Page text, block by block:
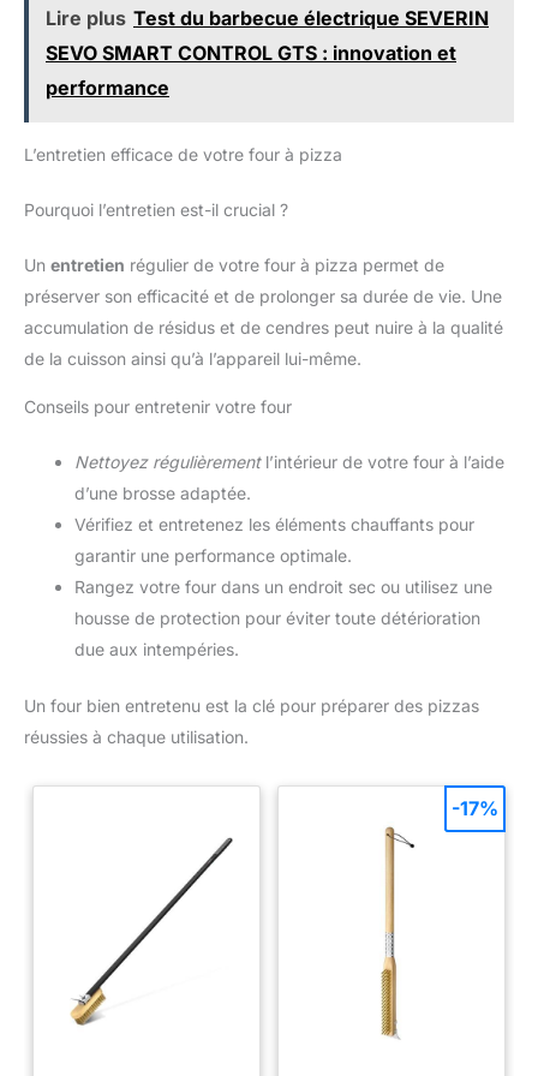
GANTS FIN ET CONFORTABLES : L’élasticité des gants anti
coupure Twinzee confère une prise en main idéale pour tout
type de travaux. Plusieurs tailles sont disponibles (convient
donc aux femme, homme, enfant) pour vous permettre de
manipuler correctement couteau, mandoline cuisine et tous
Lire plus Test du barbecue électrique SEVERIN
SEVO SMART CONTROL GTS : innovation et
performance
L’entretien efficace de votre four à pizza
Pourquoi l’entretien est-il crucial ?
Un entretien régulier de votre four à pizza permet de
préserver son efficacité et de prolonger sa durée de vie. Une
accumulation de résidus et de cendres peut nuire à la qualité
de la cuisson ainsi qu’à l’appareil lui-même.
Conseils pour entretenir votre four
Nettoyez régulièrementl’intérieur de votre four à l’aide
d’une brosse adaptée.
Vérifiez et entretenez les éléments chauffants pour
garantir une performance optimale.
Rangez votre four dans un endroit sec ou utilisez une
housse de protection pour éviter toute détérioration
due aux intempéries.
Un four bien entretenu est la clé pour préparer des pizzas
réussies à chaque utilisation.
-17%